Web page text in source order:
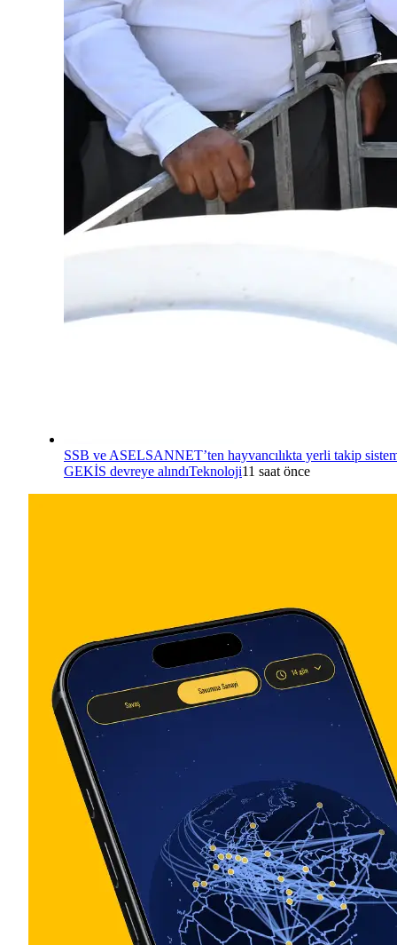
SSB ve ASELSANNET’ten hayvancılıkta yerli takip
GEKİS devreye alındıTeknoloji11 saat önce